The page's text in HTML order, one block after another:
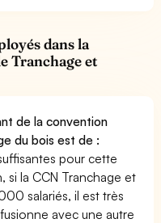
dans la
Tranchage et
de la convention
du bois est de :
pour cette
la CCN Tranchage et
salariés, il est très
avec une autre